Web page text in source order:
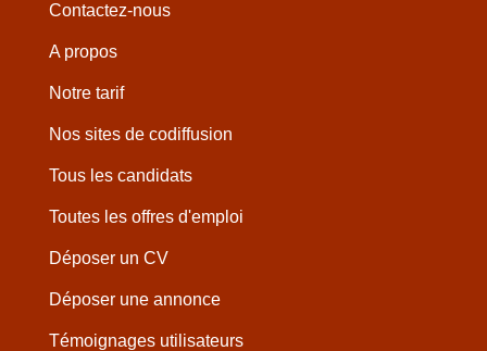
Contactez-nous
A propos
Notre tarif
Nos sites de codiffusion
Tous les candidats
Toutes les offres d'emploi
Déposer un CV
Déposer une annonce
Témoignages utilisateurs